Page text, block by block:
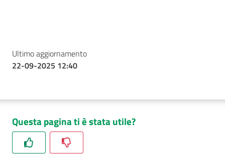
Ultimo aggiornamento
22-09-2025 12:40
Questa pagina ti è stata utile?